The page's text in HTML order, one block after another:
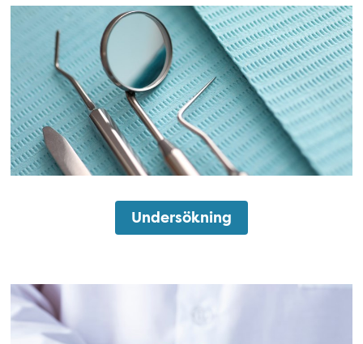
Undersökning
Undersökning
Bettfysiologi och huvudvärk